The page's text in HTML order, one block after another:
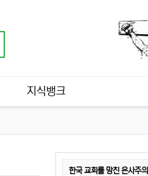
지식뱅크
한국 교회를 망친 은사주의